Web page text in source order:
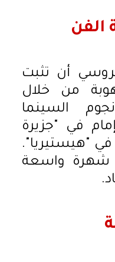
الفن
أن تثبت
من خلال
السينما
في "جزيرة
"هيستيريا".
شهرة واسعة